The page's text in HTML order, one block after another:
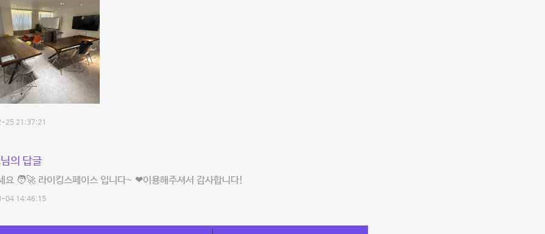
25 21:37:21
의 답글
요 🧑‍🚀 라이킹스페이스 입니다~ ❤이용해주셔서 감사합니다!
04 14:46:15